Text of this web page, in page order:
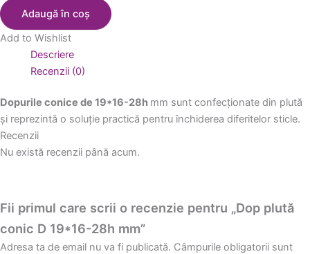
Adaugă în coș
Add to Wishlist
Descriere
Recenzii (0)
Dopurile conice de 19*16-28h mm sunt confecționate din plută
și reprezintă o soluție practică pentru închiderea diferitelor sticle.
Recenzii
Nu există recenzii până acum.
Fii primul care scrii o recenzie pentru „Dop plută
conic D 19*16-28h mm”
Adresa ta de email nu va fi publicată. Câmpurile obligatorii sunt